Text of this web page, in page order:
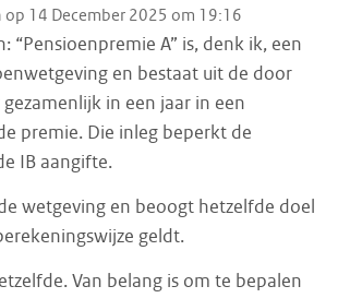
op 14 December 2025 om 19:16
“Pensioenpremie A” is, denk ik, een
en bestaat uit de door
in een jaar in een
premie. Die inleg beperkt de
IB aangifte.
wetgeving en beoogt hetzelfde doel
geldt.
Van belang is om te bepalen